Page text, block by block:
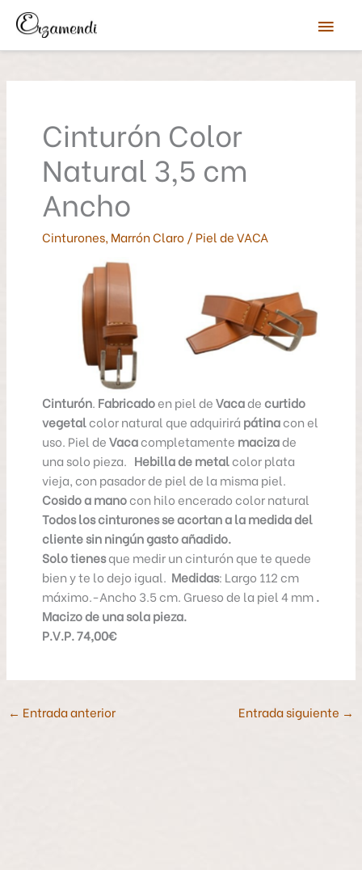
contenido
Cinturón Color
Natural 3,5 cm
Ancho
Cinturones, Marrón Claro/ Piel de VACA
Eduardo Arzamendi
Artesano en Piel
Eduardo Arzamendi
Cinturón. Fabricadoen piel deVacadecurtido
vegetalcolor natural que adquirirá pátinacon el
uso. Piel deVacacompletamente macizade
una solo pieza. Hebilla de metalcolor plata
vieja, con pasador de piel de la misma piel.
Cosido a manocon hilo encerado color natural
Todos los cinturones se acortan a la medida del
cliente sin ningún gasto añadido.
Solo tienesque medir un cinturón que te quede
bien y te lo dejo igual. Medidas: Largo 112 cm
máximo.-Ancho 3.5 cm. Grueso de la piel 4 mm.
Macizo de una sola pieza.
P.V.P. 74,00€
← Entrada anterior Entrada siguiente →